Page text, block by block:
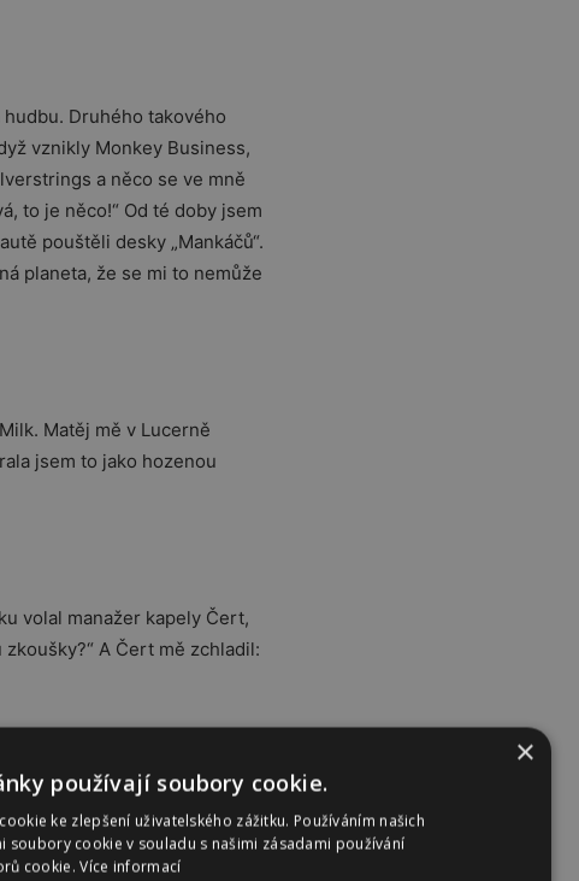
Druhého takového
vznikly Monkey Business,
a něco se ve mně
to je něco!“ Od té doby jsem
pouštěli desky „Mankáčů“.
planeta, že se mi to nemůže
Matěj mě v Lucerně
jsem to jako hozenou
volal manažer kapely Čert,
A Čert mě zchladil:
že jsme ji povolali, když bylo
to tak, že by Tonya řekla –
procent koncertů, později
×
používají soubory cookie.
ke zlepšení uživatelského zážitku. Používáním našich
soubory cookie v souladu s našimi zásadami používání
cookie.Více informací